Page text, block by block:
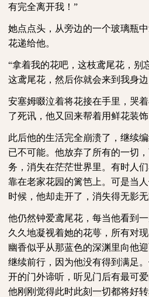
有完全离开我！”
她点点头，从旁边的一个玻璃瓶
花递给他。
“拿着我的花吧，这枝鸢尾花，别
这鸢尾花，然后你就会来到我身
安塞姆啜泣着将花接在手里，哭
了死讯，他又回来帮着用鲜花装
此后他的生活完全崩溃了，继续
已不可能。他放弃了所有的一切
务，消失在茫茫世界里。有时人
靠在老家花园的篱笆上。可是当
时候，他却走开了，消失得无影无
他仍然钟爱鸢尾花，每当他看到
久久地凝视着她的花萼，所有对
幽香似乎从那蓝色的深渊里向他
继续前行，因为他没有得到满足
开的门外谛听，听见门后有最可
他刚刚觉得此时此刻一切都将好